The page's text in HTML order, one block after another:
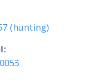
(hunting)